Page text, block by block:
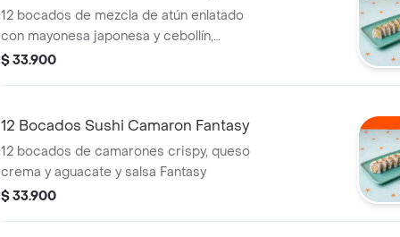
12 bocados de mezcla de atún enlatado
con mayonesa japonesa y cebollín,
aguacate, queso crema y salsa Fantasy
$ 33.900
12 Bocados Sushi Camaron Fantasy
12 bocados de camarones crispy, queso
crema y aguacate y salsa Fantasy
$ 33.900